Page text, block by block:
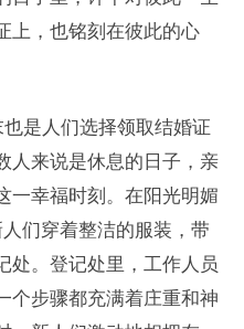
上，也铭刻在彼此的心
是人们选择领取结婚证
人来说是休息的日子，亲
一幸福时刻。在阳光明媚
们穿着整洁的服装，带
处。登记处里，工作人员
个步骤都充满着庄重和神